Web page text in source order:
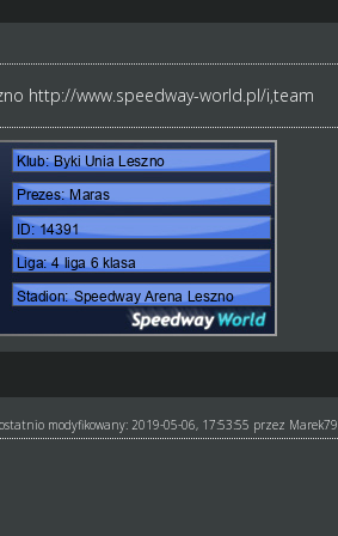
http://www.speedway-world.pl/i,team
modyfikowany: 2019-05-06, 17:53:55 przez Marek79